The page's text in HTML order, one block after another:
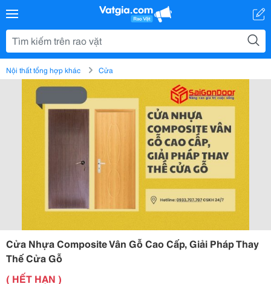
Nội thất tổng hợp khác Cửa
Cửa Nhựa Composite Vân Gỗ Cao Cấp, Giải Pháp Thay
Thế Cửa Gỗ
( HẾT HẠN )